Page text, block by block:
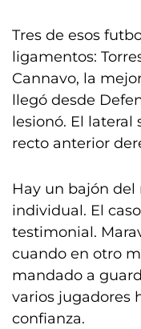
Tres de esos
ligamentos:
Cannavo, la
llegó desde
lesionó. El lateral
recto anterior
Hay un bajón
individual. El
testimonial.
cuando en otro
mandado a
varios jugadores
confianza.